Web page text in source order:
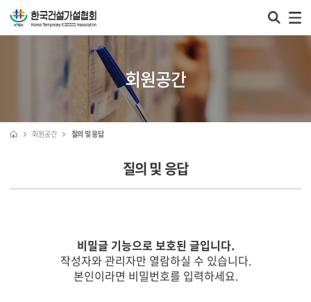
회원공간
회원공간 질의 및 응답
질의 및 응답
비밀글 기능으로 보호된 글입니다.
작성자와 관리자만 열람하실 수 있습니다.
본인이라면 비밀번호를 입력하세요.